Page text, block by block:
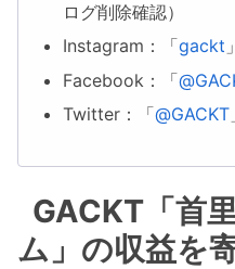
ログ削除確認）
Instagram：「gackt 」
Facebook：「
Twitter：「@GACKT
GACKT「首
ム」の収益を